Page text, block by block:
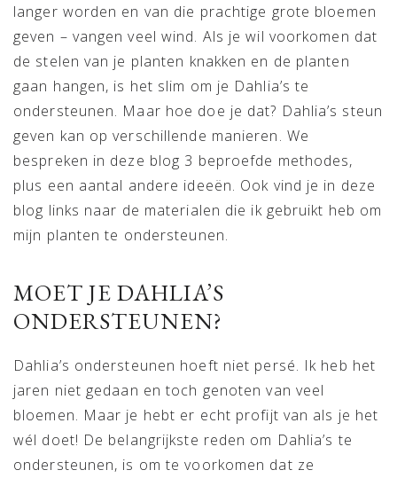
langer worden en van die prachtige grote bloemen
geven – vangen veel wind. Als je wil voorkomen dat
de stelen van je planten knakken en de planten
gaan hangen, is het slim om je Dahlia’s te
ondersteunen. Maar hoe doe je dat? Dahlia’s steun
geven kan op verschillende manieren. We
bespreken in deze blog 3 beproefde methodes,
plus een aantal andere ideeën. Ook vind je in deze
blog links naar de materialen die ik gebruikt heb om
mijn planten te ondersteunen.
MOET JE DAHLIA’S
ONDERSTEUNEN?
Dahlia’s ondersteunen hoeft niet persé. Ik heb het
jaren niet gedaan en toch genoten van veel
bloemen. Maar je hebt er echt profijt van als je het
wél doet! De belangrijkste reden om Dahlia’s te
ondersteunen, is om te voorkomen dat ze